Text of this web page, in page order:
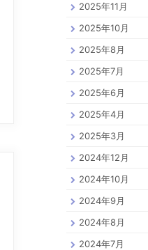
2025年11月
2025年10月
2025年8月
2025年7月
2025年6月
2025年4月
2025年3月
2024年12月
2024年10月
2024年9月
2024年8月
2024年7月